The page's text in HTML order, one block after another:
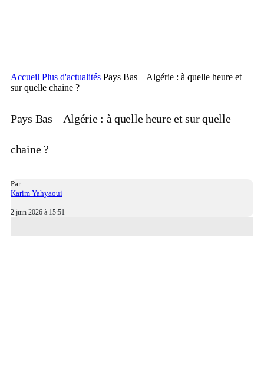
Accueil Plus d'actualités Pays Bas – Algérie : à quelle heure et
sur quelle chaine ?
Pays Bas – Algérie : à quelle heure et sur quelle
chaine ?
Par
Karim Yahyaoui
-
2 juin 2026 à 15:51